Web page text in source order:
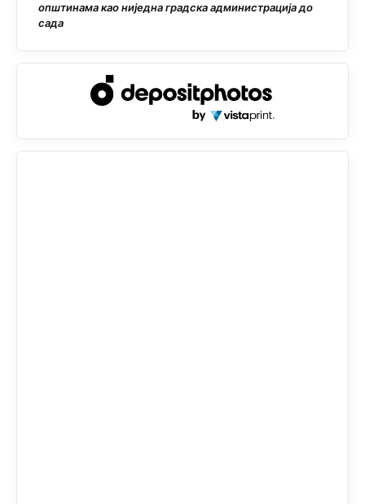
општинама као ниједна градска администрација до
сада